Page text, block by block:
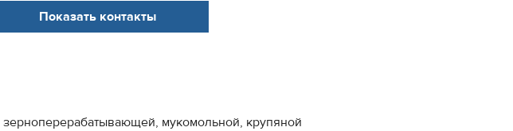
Показать контакты
мукомольной, крупяной